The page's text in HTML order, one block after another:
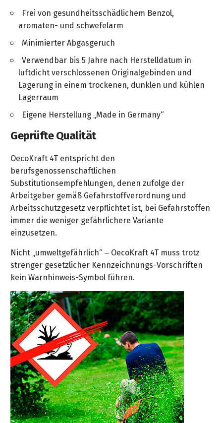
Frei von gesundheitsschädlichem Benzol,
aromaten- und schwefelarm
Minimierter Abgasgeruch
Verwendbar bis 5 Jahre nach Herstelldatum in
luftdicht verschlossenen Originalgebinden und
Lagerung in einem trockenen, dunklen und kühlen
Lagerraum
Eigene Herstellung „Made in Germany“
Geprüfte Qualität
OecoKraft 4T entspricht den
berufsgenossenschaftlichen
Substitutionsempfehlungen, denen zufolge der
Arbeitgeber gemäß Gefahrstoffverordnung und
Arbeitsschutzgesetz verpflichtet ist, bei Gefahrstoffen
immer die weniger gefährlichere Variante
einzusetzen.
Nicht „umweltgefährlich“ – OecoKraft 4T muss trotz
strenger gesetzlicher Kennzeichnungs-Vorschriften
kein Warnhinweis-Symbol führen.